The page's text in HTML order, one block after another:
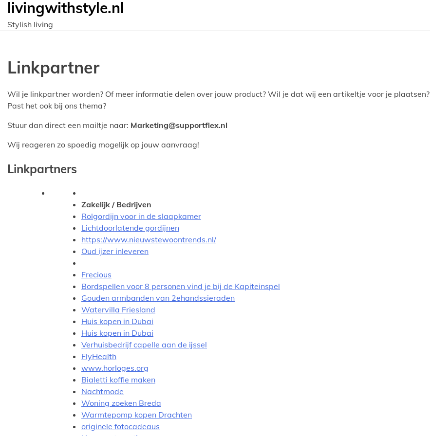
de
livingwithstyle.nl
Stylish living
Linkpartner
Wil je linkpartner worden? Of meer informatie delen over jouw product? Wil je dat wij een artikeltje voor je plaatsen?
Past het ook bij ons thema?
Stuur dan direct een mailtje naar: Marketing@supportflex.nl
Wij reageren zo spoedig mogelijk op jouw aanvraag!
Linkpartners
Zakelijk / Bedrijven
Rolgordijn voor in de slaapkamer
Lichtdoorlatende gordijnen
https://www.nieuwstewoontrends.nl/
Oud ijzer inleveren
Frecious
Bordspellen voor 8 personen vind je bij de Kapiteinspel
Gouden armbanden van 2ehandssieraden
Watervilla Friesland
Huis kopen in Dubai
Huis kopen in Dubai
Verhuisbedrijf capelle aan de ijssel
FlyHealth
www.horloges.org
Bialetti koffie maken
Nachtmode
Woning zoeken Breda
Warmtepomp kopen Drachten
originele fotocadeaus